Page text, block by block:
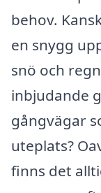
behov.
en snygg
snö och
inbjudande
gångvägar
uteplats?
finns det